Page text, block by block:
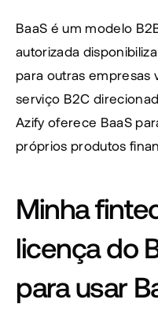
BaaS é um modelo
autorizada
para outras empresas
serviço B2C
Azify oferece BaaS
próprios produtos
Minha
licença do
para usar